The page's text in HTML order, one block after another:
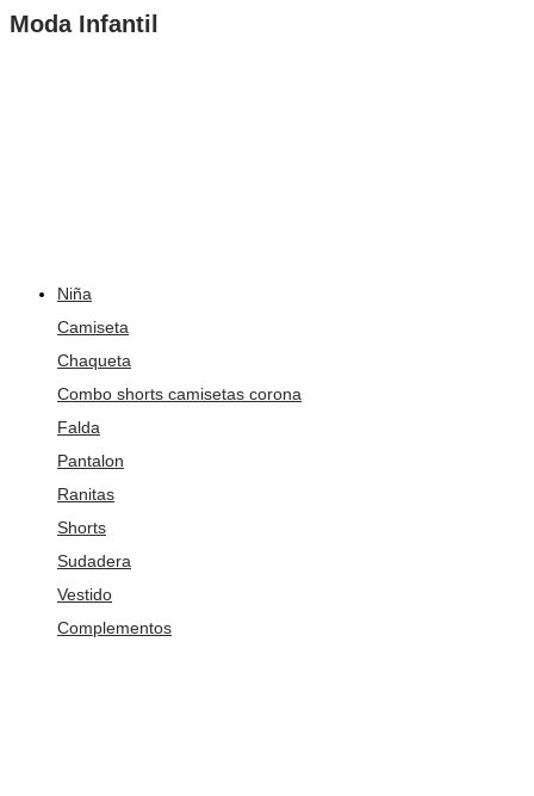
Moda Infantil
Niña
Camiseta
Chaqueta
Combo shorts camisetas corona
Falda
Pantalon
Ranitas
Shorts
Sudadera
Vestido
Complementos